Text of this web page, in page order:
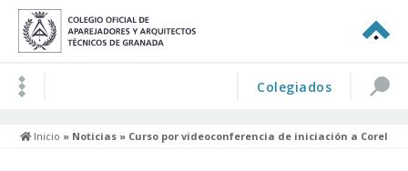
Colegiados
Inicio » Noticias » Curso por videoconferencia de iniciación a Corel